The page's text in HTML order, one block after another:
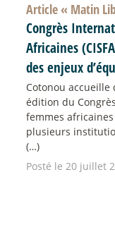
Article « Matin
Congrès
Africaines
des enjeux
Cotonou
édition du
femmes africaines
plusieurs
(…)
Posté le 20 juillet